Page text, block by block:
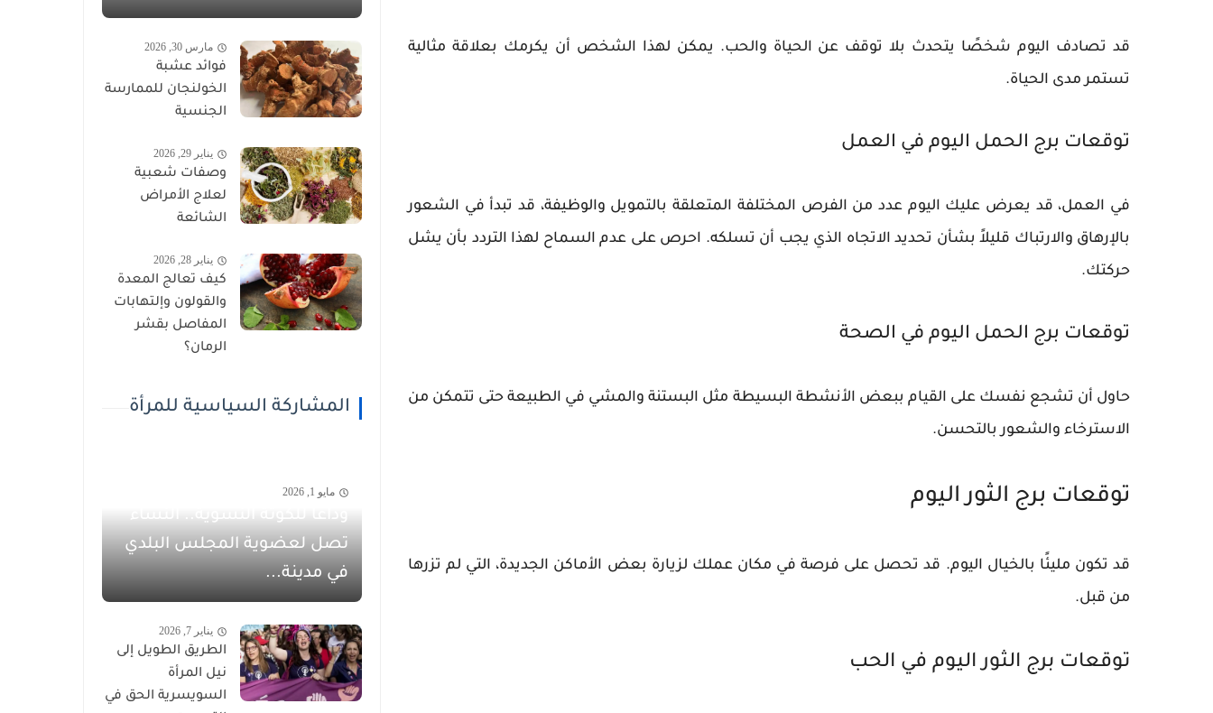
قد تصادف اليوم شخصًا يتحدث بلا توقف عن الحياة والحب. يمكن لهذا الشخص أن يكرمك بعلاقة مثالية
تستمر مدى الحياة.
توقعات برج الحمل اليوم في العمل
في العمل، قد يعرض عليك اليوم عدد من الفرص المختلفة المتعلقة بالتمويل والوظيفة، قد تبدأ في الشعور
بالإرهاق والارتباك قليلاً بشأن تحديد الاتجاه الذي يجب أن تسلكه. احرص على عدم السماح لهذا التردد بأن يشل
حركتك.
توقعات برج الحمل اليوم في الصحة
حاول أن تشجع نفسك على القيام ببعض الأنشطة البسيطة مثل البستنة والمشي في الطبيعة حتى تتمكن من
الاسترخاء والشعور بالتحسن.
توقعات برج الثور اليوم
قد تكون مليئًا بالخيال اليوم. قد تحصل على فرصة في مكان عملك لزيارة بعض الأماكن الجديدة، التي لم تزرها
من قبل.
توقعات برج الثور اليوم في الحب
مارس 30, 2026
فوائد عشبة
الخولنجان للممارسة
الجنسية
يناير 29, 2026
وصفات شعبية
لعلاج الأمراض
الشائعة
يناير 28, 2026
كيف تعالج المعدة
والقولون وإلتهابات
المفاصل بقشر
الرمان؟
المشاركة السياسية للمرأة
مايو 1, 2026
وداعاً للكوتة النسوية.. النساء
تصل لعضوية المجلس البلدي
في مدينة...
يناير 7, 2026
الطريق الطويل إلى
نيل المرأة
السويسرية الحق في